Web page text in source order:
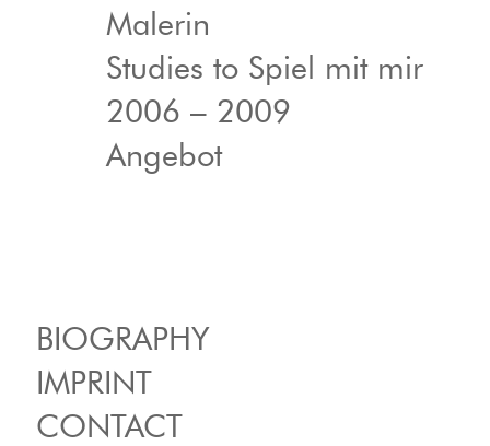
Malerin
Studies to Spiel mit mir
2006 – 2009
Angebot
BIOGRAPHY
IMPRINT
CONTACT